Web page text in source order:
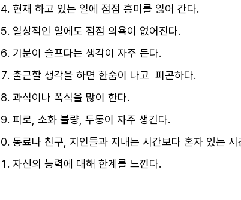
현재 하고 있는 일에 점점 흥미를 잃어 간다.
일상적인 일에도 점점 의욕이 없어진다.
기분이 슬프다는 생각이 자주 든다.
출근할 생각을 하면 한숨이 나고 피곤하다.
과식이나 폭식을 많이 한다.
피로, 소화 불량, 두통이 자주 생긴다.
동료나 친구, 지인들과 지내는 시간보다 혼자 있는 시
자신의 능력에 대해 한계를 느낀다.